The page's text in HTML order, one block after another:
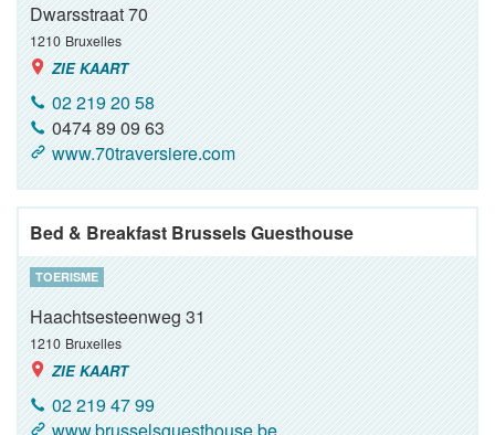
Dwarsstraat 70
1210 Bruxelles
ZIE KAART
02 219 20 58
0474 89 09 63
www.70traversiere.com
Bed & Breakfast Brussels Guesthouse
TOERISME
Haachtsesteenweg 31
1210 Bruxelles
ZIE KAART
02 219 47 99